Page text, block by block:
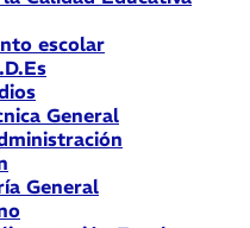
escolar
General
General